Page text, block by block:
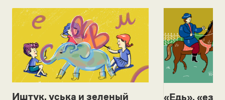
Иштук, уська и зеленый «Едь»,